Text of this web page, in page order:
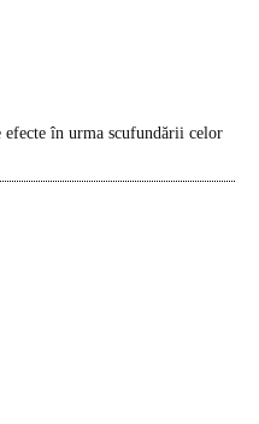
în urma scufundării celor